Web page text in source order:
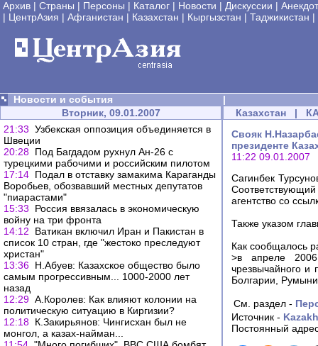
Архив | Страны | Персоны | Каталог | Новости | Дискуссии |
| ЦентрАзия | Афганистан | Казахстан | Кыргызстан | Таджикистан |
Новости и события
|
Вторник, 09.01.2007
21:33 Узбекская оппозиция объединяется в
Швеции
20:28 Под Багдадом рухнул Ан-26 с
турецкими рабочими и российским пилотом
17:14 Подал в отставку замакима Караганды
Воробьев, обозвавший местных депутатов
"пиарастами"
15:33
Россия ввязалась в экономическую
войну на три фронта
14:12
Ватикан включил Иран и Пакиcтан в
список 10 стран, где "жестоко преследуют
христан"
13:36 Н.Абуев: Казахское общество было
самым прогрессивным... 1000-2000 лет
назад
12:29 А.Королев: Как влияют колонии на
политическую ситуацию в Киргизии?
12:18 К.Закирьянов: Чингисхан был не
монгол, а казах-найман...
Казахстан |
Cвояк
президенте
11:22 09.01.2007
Сагинбек
агентство со
Также указом
Как сообщалось
>в апреле
чрезвычайного и
Болгарии,
См. раздел -
Источник -
Постоянный